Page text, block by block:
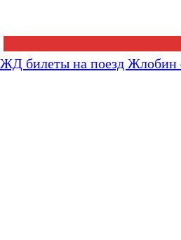
ЖД билеты на поезд